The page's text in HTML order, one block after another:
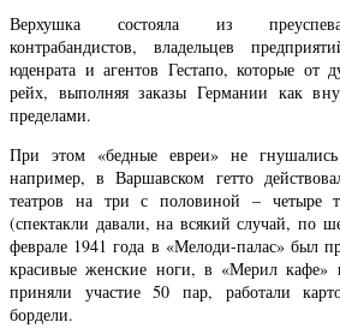
Верхушка состояла из
контрабандистов, владельцев
юденрата и агентов Гестапо, которые от
рейх, выполняя заказы Германии как
пределами.
При этом «бедные евреи» не
например, в Варшавском гетто
театров на три с половиной – четыре
(спектакли давали, на всякий случай, по
феврале 1941 года в «Мелоди-палас» был
красивые женские ноги, в «Мерил кафе»
приняли участие 50 пар, работали
бордели.